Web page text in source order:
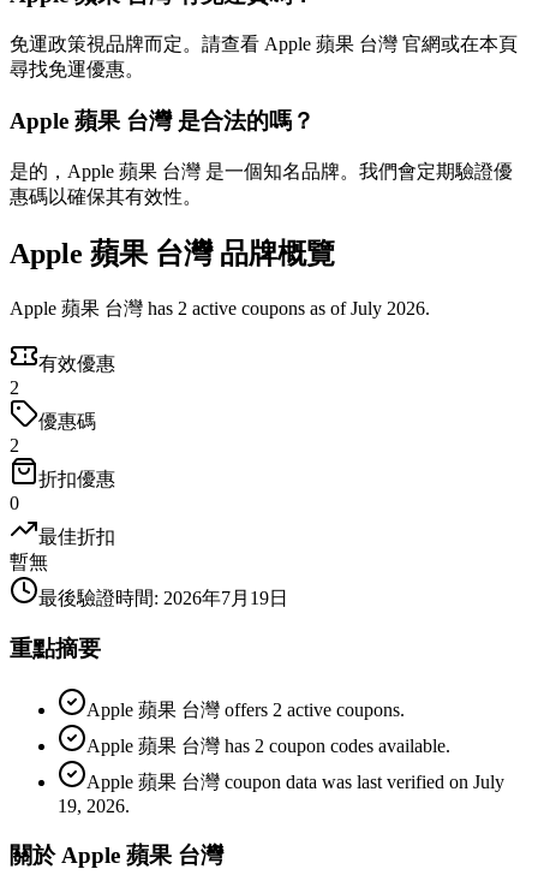
免運政策視品牌而定。請查看 Apple 蘋果 台灣 官網或在本頁
尋找免運優惠。
Apple 蘋果 台灣 是合法的嗎？
是的，Apple 蘋果 台灣 是一個知名品牌。我們會定期驗證優
惠碼以確保其有效性。
Apple 蘋果 台灣 品牌概覽
Apple 蘋果 台灣 has 2 active coupons as of July 2026.
有效優惠
2
優惠碼
2
折扣優惠
0
最佳折扣
暫無
最後驗證時間: 2026年7月19日
重點摘要
Apple 蘋果 台灣 offers 2 active coupons.
Apple 蘋果 台灣 has 2 coupon codes available.
Apple 蘋果 台灣 coupon data was last verified on July
19, 2026.
關於 Apple 蘋果 台灣